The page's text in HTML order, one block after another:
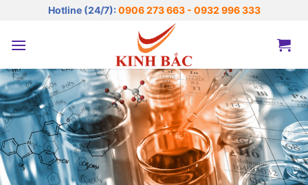
nội
Hotline (24/7): 0906 273 663 - 0932 996 333